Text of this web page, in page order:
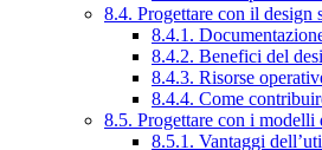
8.4. Progettare con il design
8.4.1.
8.4.2. Benefici del
8.4.3. Risorse
8.4.4. Come
8.5. Progettare con i modelli
8.5.1. Vantaggi